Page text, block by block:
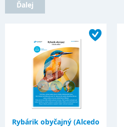
Ďalej
Rybárik obyčajný (Alcedo